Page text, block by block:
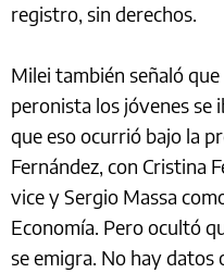
registro, sin derechos.
Milei también señaló
peronista los jóvenes se
que eso ocurrió bajo la
Fernández, con Cristina
vice y Sergio Massa
Economía. Pero ocultó
se emigra. No hay datos